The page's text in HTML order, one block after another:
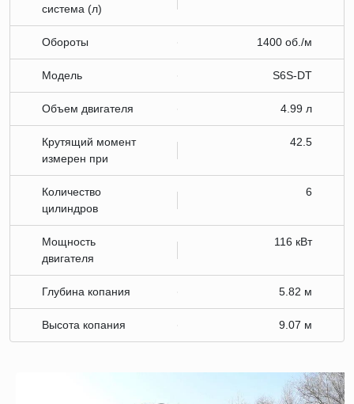
система (л)
Обороты 1400 об./м
Модель S6S-DT
Объем двигателя 4.99 л
Крутящий момент
измерен при
42.5
Количество
цилиндров
6
Мощность
двигателя
116 кВт
Глубина копания 5.82 м
Высота копания 9.07 м